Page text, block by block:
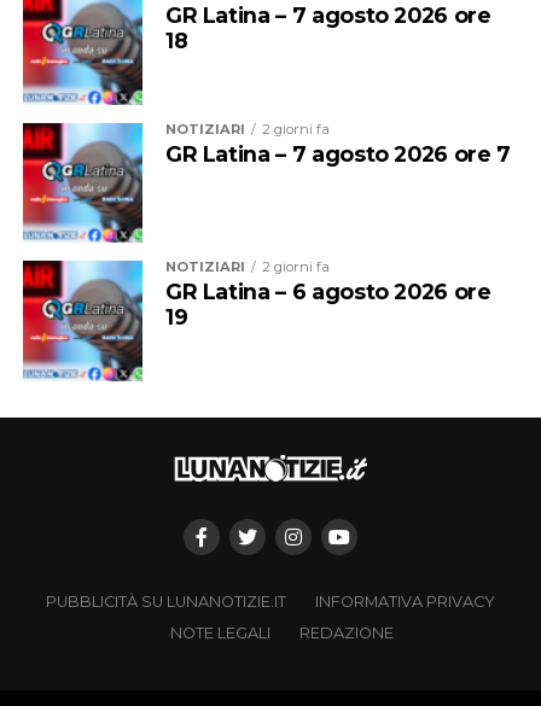
GR Latina – 7 agosto 2026 ore
18
NOTIZIARI 2 giorni fa
GR Latina – 7 agosto 2026 ore 7
NOTIZIARI 2 giorni fa
GR Latina – 6 agosto 2026 ore
19
PUBBLICITÀ SU LUNANOTIZIE.IT
INFORMATIVA PRIVACY
NOTE LEGALI
REDAZIONE